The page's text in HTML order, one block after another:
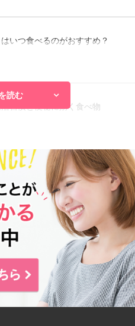
いつ食べるのがおすすめ？
習慣と便秘に効く食べ物
読む